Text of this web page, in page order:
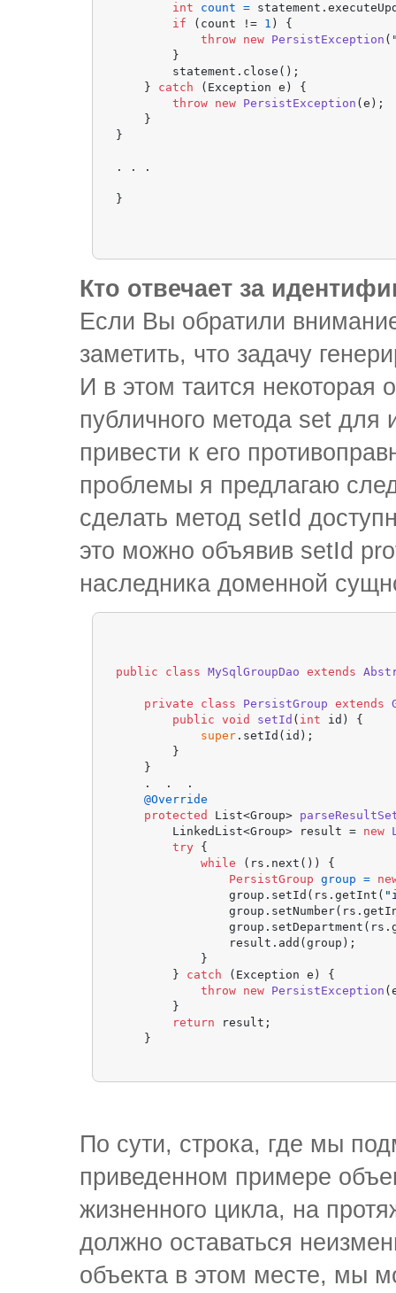
int
count =
if (count != 1 ) {
throw new PersistException (
        }
        statement.close();
    }
catch (Exception e) {
throw new PersistException (e);
    }
}
. . .
Кто отвечает за
Если Вы обратили
заметить, что задачу
И в этом таится некоторая
публичного метода set
привести к его
проблемы я предлагаю
сделать метод setId
это можно объявив setId
наследника доменной
public class MySqlGroupDao extends
private class PersistGroup extends
public
void setId ( int id)
{
super .setId(id);
        }
    }
    .  .  .
@Override
protected
List<Group>
        LinkedList<Group> result =
new
try {
while (rs.next()) {
PersistGroup
group =
                group.setId(rs.getInt(
                result.add(group);
            }
        }
catch (Exception e) {
throw new PersistException
        }
return result;
По сути, строка, где мы
приведенном примере
жизненного цикла, на
должно оставаться
объекта в этом месте, мы